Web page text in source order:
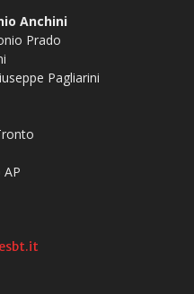
Anchini
Prado
Pagliarini